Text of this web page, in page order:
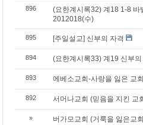
896
(요한계시록32) 계18 1-8 바
2012018(수)
895 [주일설교] 신부의 자격
894 (요한계시록33) 계19 신부
893 에베소교회-사랑을 잃은 교
892 서머나교회 (믿음을 지킨 교
» 버가모교회 (거룩을 잃은교